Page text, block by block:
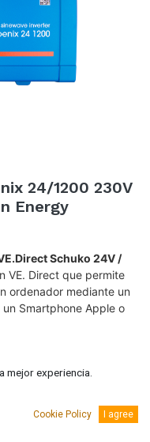
24/1200 230V
Energy
Schuko 24V /
VE. Direct que permite
ordenador mediante un
Smartphone Apple o
mejor experiencia.
Cookie Policy I agree